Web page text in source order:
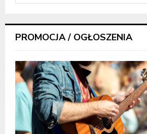
PROMOCJA / OGŁOSZENIA